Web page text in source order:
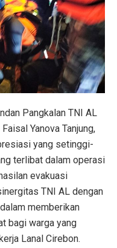
Pangkalan TNI AL
Yanova Tanjung,
yang setinggi-
terlibat dalam operasi
evakuasi
TNI AL dengan
memberikan
bagi warga yang
Lanal Cirebon.